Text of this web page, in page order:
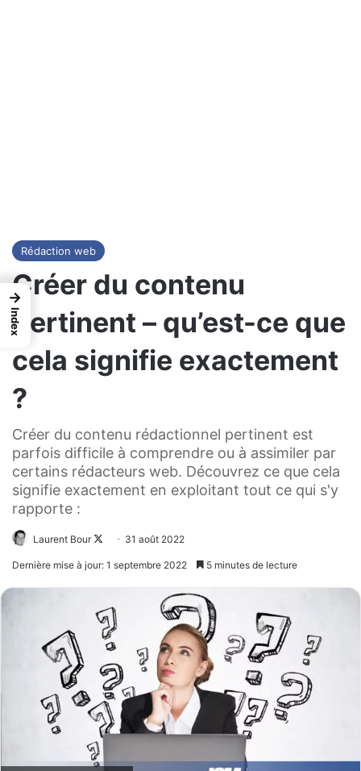
Rédaction web
Créer du contenu
pertinent – qu’est-ce que
cela signifie exactement
?
Créer du contenu rédactionnel pertinent est
parfois difficile à comprendre ou à assimiler par
certains rédacteurs web. Découvrez ce que cela
signifie exactement en exploitant tout ce qui s'y
rapporte :
Laurent Bour
Follow31 août 2022
Dernière mise à jour: 1 septembre 2022 5 minutes de lecture
→
Index